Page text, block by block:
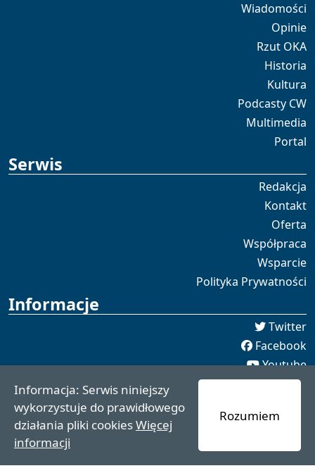
Wiadomości
Opinie
Rzut OKA
Historia
Kultura
Podcasty CW
Multimedia
Portal
Serwis
Redakcja
Kontakt
Oferta
Współpraca
Wsparcie
Polityka Prywatności
Informacje
Twitter
Facebook
Youtube
Spotify
redakcja [[]] czaswschodni.pl
czaswschodni.pl 2021 - 2025
Informacja: Serwis niniejszy
wykorzystuje do prawidłowego
działania pliki cookiesWięcej
informacji
Rozumiem